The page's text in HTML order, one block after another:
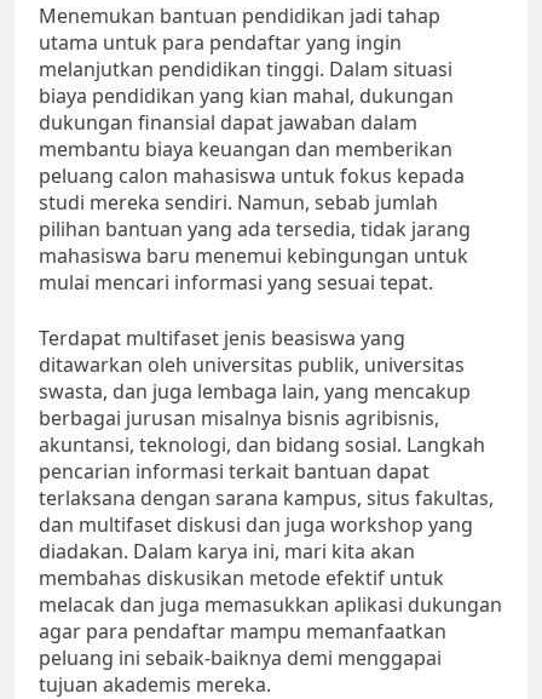
Menemukan bantuan pendidikan jadi tahap
utama untuk para pendaftar yang ingin
melanjutkan pendidikan tinggi. Dalam situasi
biaya pendidikan yang kian mahal, dukungan
dukungan finansial dapat jawaban dalam
membantu biaya keuangan dan memberikan
peluang calon mahasiswa untuk fokus kepada
studi mereka sendiri. Namun, sebab jumlah
pilihan bantuan yang ada tersedia, tidak jarang
mahasiswa baru menemui kebingungan untuk
mulai mencari informasi yang sesuai tepat.
Terdapat multifaset jenis beasiswa yang
ditawarkan oleh universitas publik, universitas
swasta, dan juga lembaga lain, yang mencakup
berbagai jurusan misalnya bisnis agribisnis,
akuntansi, teknologi, dan bidang sosial. Langkah
pencarian informasi terkait bantuan dapat
terlaksana dengan sarana kampus, situs fakultas,
dan multifaset diskusi dan juga workshop yang
diadakan. Dalam karya ini, mari kita akan
membahas diskusikan metode efektif untuk
melacak dan juga memasukkan aplikasi dukungan
agar para pendaftar mampu memanfaatkan
peluang ini sebaik-baiknya demi menggapai
tujuan akademis mereka.